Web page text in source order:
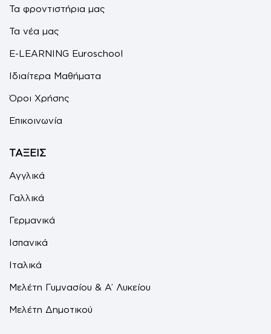
Τα φροντιστήρια μας
Τα νέα μας
E-LEARNING Euroschool
Ιδιαίτερα Μαθήματα
Όροι Χρήσης
Επικοινωνία
ΤΑΞΕΙΣ
Αγγλικά
Γαλλικά
Γερμανικά
Ισπανικά
Ιταλικά
Μελέτη Γυμνασίου & Α’ Λυκείου
Μελέτη Δημοτικού